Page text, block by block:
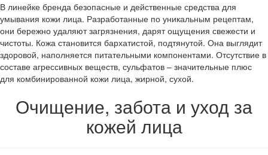
В линейке бренда безопасные и действенные средства для
умывания кожи лица. Разработанные по уникальным рецептам,
они бережно удаляют загрязнения, дарят ощущения свежести и
чистоты. Кожа становится бархатистой, подтянутой. Она выглядит
здоровой, наполняется питательными компонентами. Отсутствие в
составе агрессивных веществ, сульфатов – значительные плюс
для комбинированной кожи лица, жирной, сухой.
Очищение, забота и уход за
кожей лица